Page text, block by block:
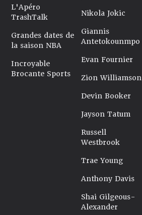
L'Apéro
TrashTalk
Grandes dates de
la saison NBA
Incroyable
Brocante Sports
Nikola Jokic
Giannis
Antetokounmpo
Evan Fournier
Zion Williamson
Devin Booker
Jayson Tatum
Russell
Westbrook
Trae Young
Anthony Davis
Shai Gilgeous-
Alexander